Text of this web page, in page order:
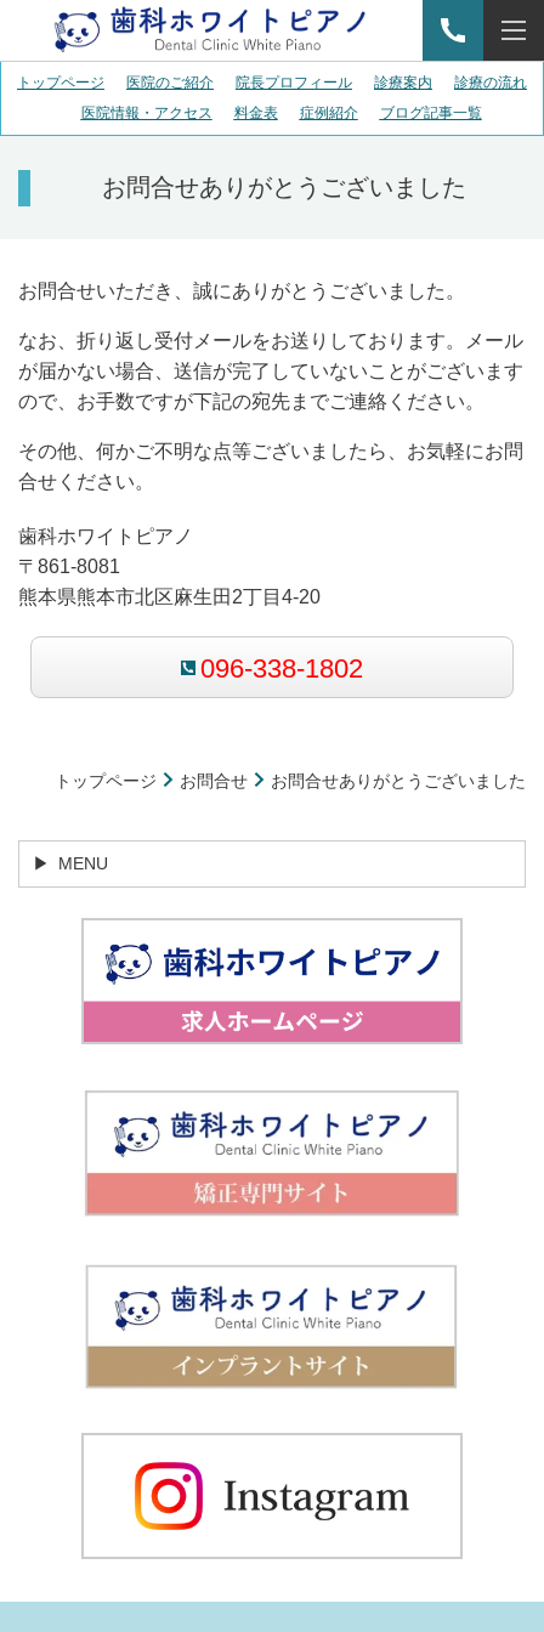
トップページ 医院のご紹介 院長プロフィール 診療案内
診療の流れ
医院情報・アクセス
料金表 症例紹介 ブログ記事一覧
お問合せありがとうございました
お問合せいただき、誠にありがとうございました。
なお、折り返し受付メールをお送りしております。メール
が届かない場合、送信が完了していないことがございます
ので、お手数ですが下記の宛先までご連絡ください。
その他、何かご不明な点等ございましたら、お気軽にお問
合せください。
歯科ホワイトピアノ
〒861-8081
熊本県熊本市北区麻生田2丁目4-20
096-338-1802
トップページ お問合せ お問合せありがとうございました
MENU